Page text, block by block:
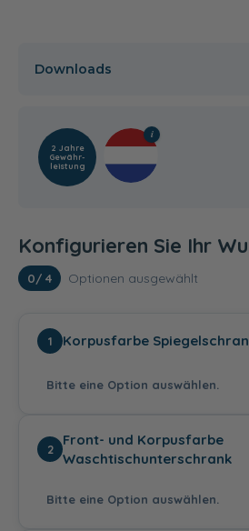
Downloads
2 Jahre
Gewähr­
leistung
Konfigurieren Sie Ihr
0/ 4 Optionen ausgewählt
1 Korpusfarbe
Bitte eine Option auswählen.
2
Front- und Korpusfarbe
Waschtischunterschrank
Bitte eine Option auswählen.